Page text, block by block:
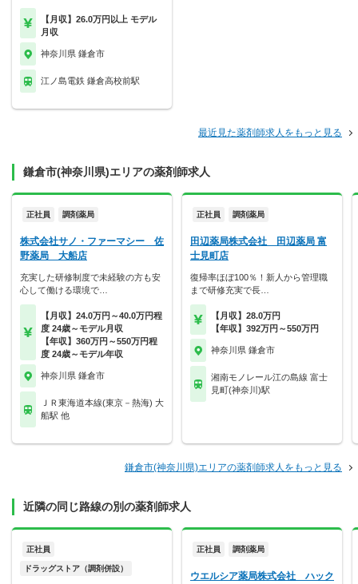
【月収】26.0万円以上 モデル
月収
神奈川県 鎌倉市
江ノ島電鉄 鎌倉高校前駅
最近見た薬剤師求人をもっと見る
鎌倉市(神奈川県)エリアの薬剤師求人
正社員 調剤薬局
株式会社サノ・ファーマシー 佐
野薬局 大船店
充実した研修制度で未経験の方も安
心して働ける環境で…
【月収】24.0万円～40.0万円程
度 24歳～モデル月収
【年収】360万円～550万円程
度 24歳～モデル年収
神奈川県 鎌倉市
ＪＲ東海道本線(東京－熱海) 大
船駅 他
正社員 調剤薬局
田辺薬局株式会社 田辺薬局 富
士見町店
復帰率ほぼ100％！新人から管理職
まで研修充実で長…
【月収】28.0万円
【年収】392万円～550万円
神奈川県 鎌倉市
湘南モノレール江の島線 富士
見町(神奈川)駅
鎌倉市(神奈川県)エリアの薬剤師求人をもっと見る
近隣の同じ路線の別の薬剤師求人
正社員
ドラッグストア（調剤併設）
正社員 調剤薬局
ウエルシア薬局株式会社 ハック